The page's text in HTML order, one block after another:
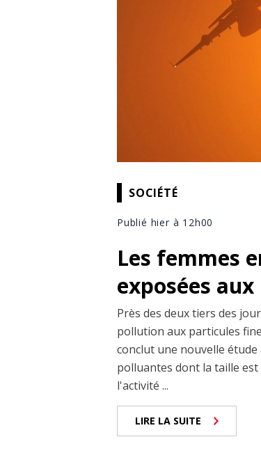
SOCIÉTÉ
Publié hier à 12h00
Les femmes
exposées
Près des deux tiers des
pollution aux particules
conclut une nouvelle étude
polluantes dont la taille
l'activité ...
LIRE LA SUITE